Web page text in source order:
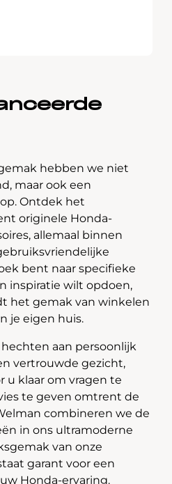
hebben we niet
maar ook een
Ontdek het
originele Honda-
allemaal binnen
bent naar specifieke
inspiratie wilt opdoen,
het gemak van winkelen
je eigen huis.
aan persoonlijk
vertrouwde gezicht,
u klaar om vragen te
te geven omtrent de
combineren we de
in ons ultramoderne
van onze
garant voor een
Honda-ervaring.